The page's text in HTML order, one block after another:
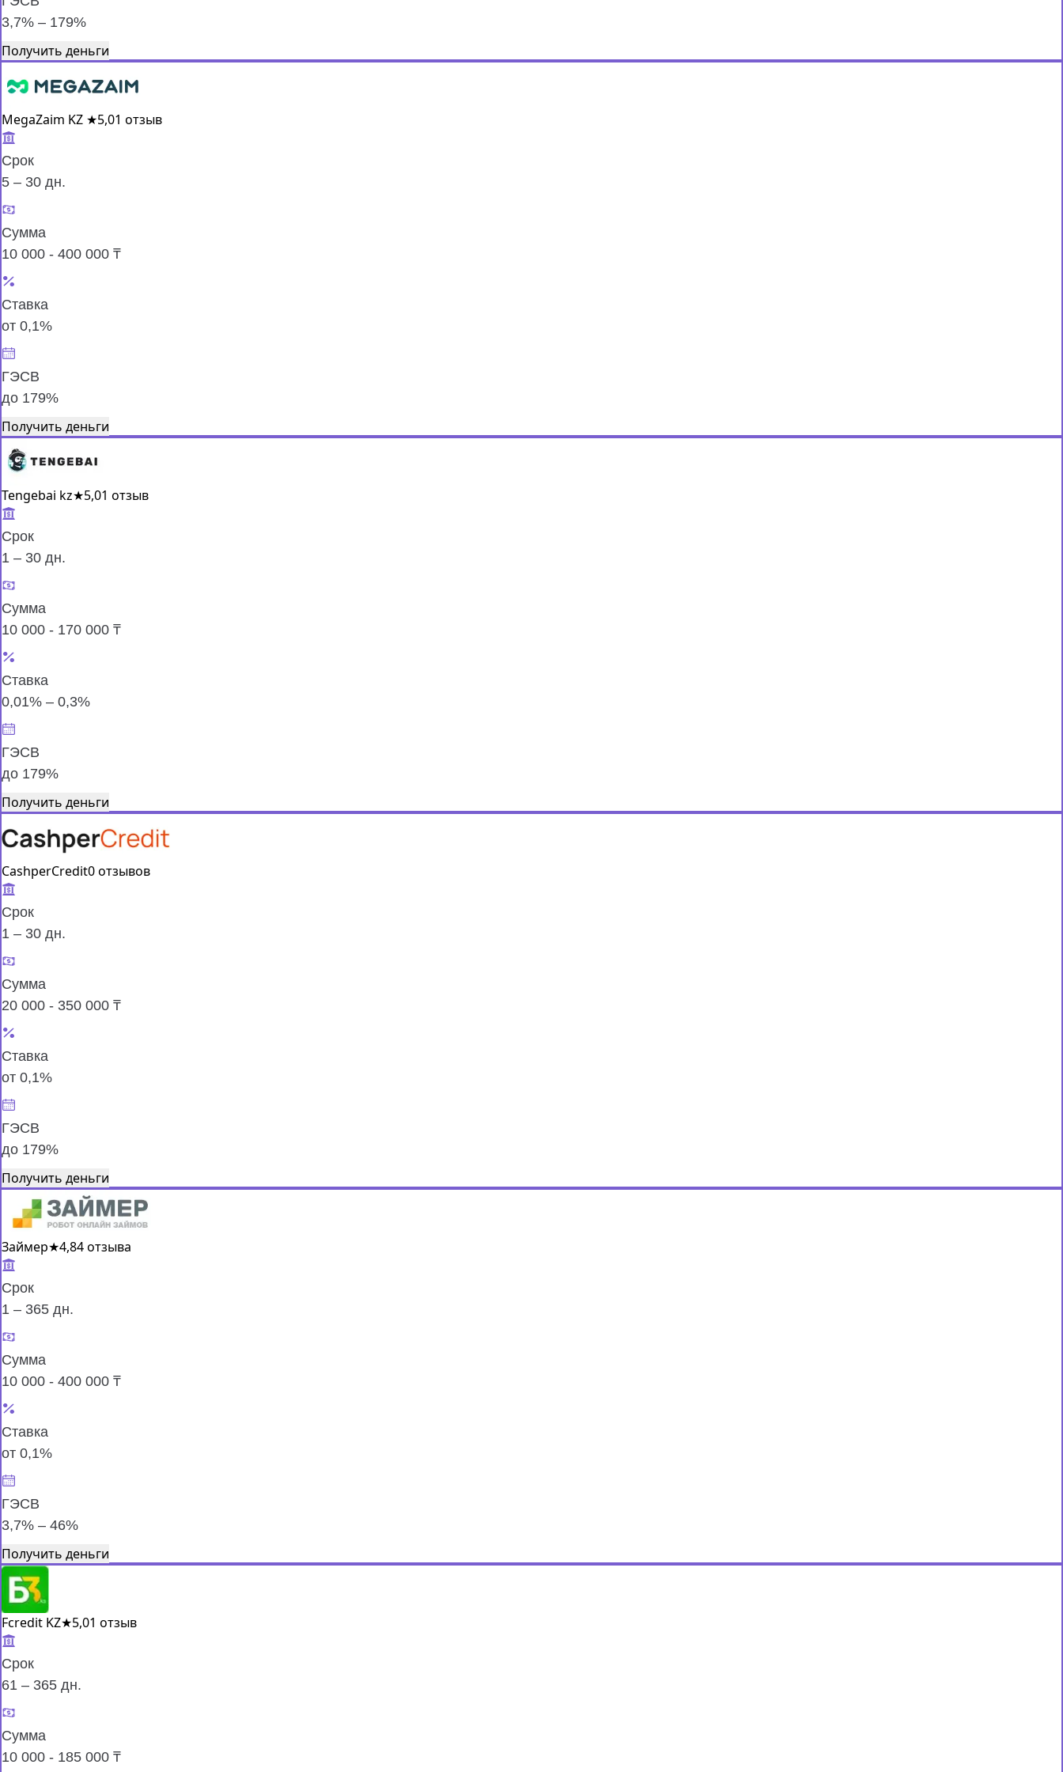
3,7% – 179%
Получить деньги
MegaZaim KZ ★5,01 отзыв
Срок
5 – 30 дн.
Сумма
10 000 - 400 000 ₸
Ставка
от 0,1%
ГЭСВ
до 179%
Получить деньги
Tengebai kz★5,01 отзыв
Срок
1 – 30 дн.
Сумма
10 000 - 170 000 ₸
Ставка
0,01% – 0,3%
ГЭСВ
до 179%
Получить деньги
CashperCredit0 отзывов
Срок
1 – 30 дн.
Сумма
20 000 - 350 000 ₸
Ставка
от 0,1%
ГЭСВ
до 179%
Получить деньги
Займер★4,84 отзыва
Срок
1 – 365 дн.
Сумма
10 000 - 400 000 ₸
Ставка
от 0,1%
ГЭСВ
3,7% – 46%
Получить деньги
Fcredit KZ★5,01 отзыв
Срок
61 – 365 дн.
Сумма
10 000 - 185 000 ₸